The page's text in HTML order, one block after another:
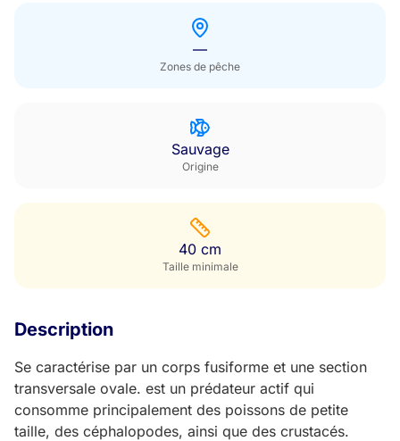
—
Zones de pêche
Sauvage
Origine
40 cm
Taille minimale
Description
Se caractérise par un corps fusiforme et une section
transversale ovale. est un prédateur actif qui
consomme principalement des poissons de petite
taille, des céphalopodes, ainsi que des crustacés.